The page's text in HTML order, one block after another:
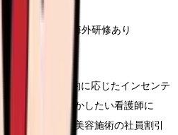
月分）
容施術割引、海外研修あり
ンセリング成約に応じたインセンテ
ョンスキルを活かしたい看護師に
ます。また、美容施術の社員割引